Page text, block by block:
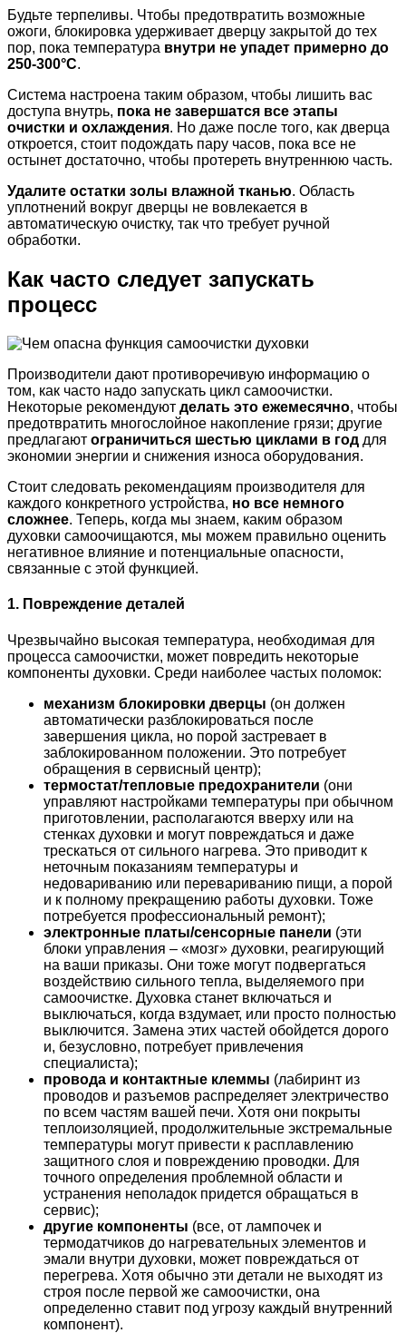
Будьте терпеливы. Чтобы предотвратить возможные
ожоги, блокировка удерживает дверцу закрытой до тех
пор, пока температура внутри не упадет примерно до
250-300°C.
Система настроена таким образом, чтобы лишить вас
доступа внутрь, пока не завершатся все этапы
очистки и охлаждения. Но даже после того, как дверца
откроется, стоит подождать пару часов, пока все не
остынет достаточно, чтобы протереть внутреннюю часть.
Удалите остатки золы влажной тканью. Область
уплотнений вокруг дверцы не вовлекается в
автоматическую очистку, так что требует ручной
обработки.
Как часто следует запускать
процесс
Производители дают противоречивую информацию о
том, как часто надо запускать цикл самоочистки.
Некоторые рекомендуют делать это ежемесячно, чтобы
предотвратить многослойное накопление грязи; другие
предлагают ограничиться шестью циклами в год для
экономии энергии и снижения износа оборудования.
Стоит следовать рекомендациям производителя для
каждого конкретного устройства, но все немного
сложнее. Теперь, когда мы знаем, каким образом
духовки самоочищаются, мы можем правильно оценить
негативное влияние и потенциальные опасности,
связанные с этой функцией.
1. Повреждение деталей
Чрезвычайно высокая температура, необходимая для
процесса самоочистки, может повредить некоторые
компоненты духовки. Среди наиболее частых поломок:
механизм блокировки дверцы (он должен
автоматически разблокироваться после
завершения цикла, но порой застревает в
заблокированном положении. Это потребует
обращения в сервисный центр);
термостат/тепловые предохранители (они
управляют настройками температуры при обычном
приготовлении, располагаются вверху или на
стенках духовки и могут повреждаться и даже
трескаться от сильного нагрева. Это приводит к
неточным показаниям температуры и
недовариванию или перевариванию пищи, а порой
и к полному прекращению работы духовки. Тоже
потребуется профессиональный ремонт);
электронные платы/сенсорные панели (эти
блоки управления – «мозг» духовки, реагирующий
на ваши приказы. Они тоже могут подвергаться
воздействию сильного тепла, выделяемого при
самоочистке. Духовка станет включаться и
выключаться, когда вздумает, или просто полностью
выключится. Замена этих частей обойдется дорого
и, безусловно, потребует привлечения
специалиста);
провода и контактные клеммы (лабиринт из
проводов и разъемов распределяет электричество
по всем частям вашей печи. Хотя они покрыты
теплоизоляцией, продолжительные экстремальные
температуры могут привести к расплавлению
защитного слоя и повреждению проводки. Для
точного определения проблемной области и
устранения неполадок придется обращаться в
сервис);
другие компоненты (все, от лампочек и
термодатчиков до нагревательных элементов и
эмали внутри духовки, может повреждаться от
перегрева. Хотя обычно эти детали не выходят из
строя после первой же самоочистки, она
определенно ставит под угрозу каждый внутренний
компонент).